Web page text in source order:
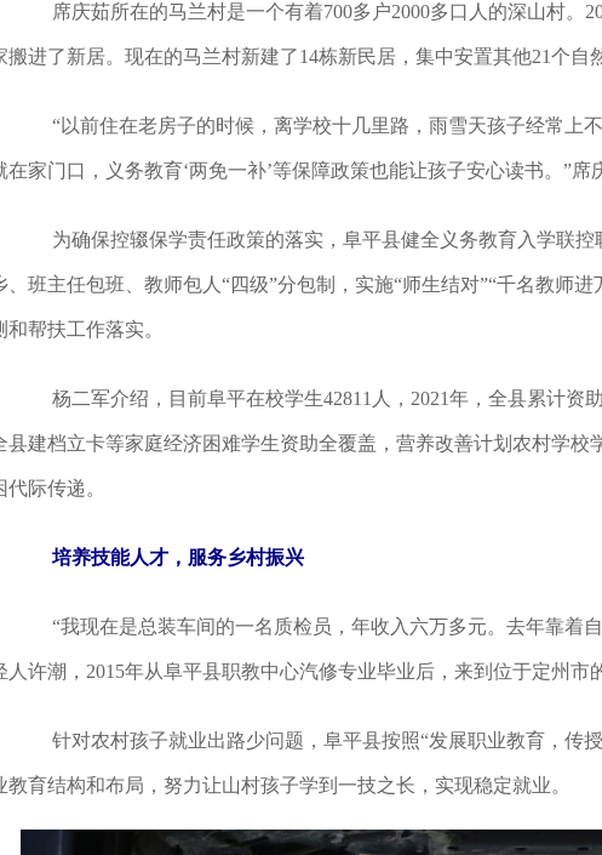
席庆茹所在的马兰村是一个有着700多户2000多口人的深山村。
搬进了新居。现在的马兰村新建了14栋新民居，集中安置其他21个自
“以前住在老房子的时候，离学校十几里路，雨雪天孩子经常上
在家门口，义务教育‘两免一补’等保障政策也能让孩子安心读书。”席
为确保控辍保学责任政策的落实，阜平县健全义务教育入学联控
、班主任包班、教师包人“四级”分包制，实施“师生结对”“千名教师
和帮扶工作落实。
杨二军介绍，目前阜平在校学生42811人，2021年，全县累计资
县建档立卡等家庭经济困难学生资助全覆盖，营养改善计划农村学校
代际传递。
培养技能人才，服务乡村振兴
“我现在是总装车间的一名质检员，年收入六万多元。去年靠着
人许潮，2015年从阜平县职教中心汽修专业毕业后，来到位于定州市
针对农村孩子就业出路少问题，阜平县按照“发展职业教育，传
教育结构和布局，努力让山村孩子学到一技之长，实现稳定就业。